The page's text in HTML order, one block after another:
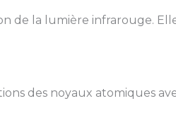
de la lumière infrarouge.
des noyaux atomiques